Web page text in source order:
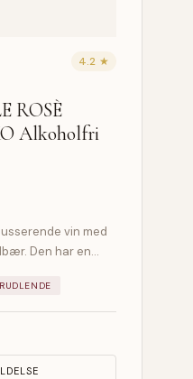
4.2 ★
ROSÈ
Alkoholfri
vin med
Den har en…